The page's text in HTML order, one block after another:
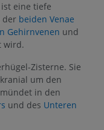
ist eine tiefe
der beiden Venae
Gehirnvenen und
wird.
Zisterne. Sie
um den
in den
und des Unteren